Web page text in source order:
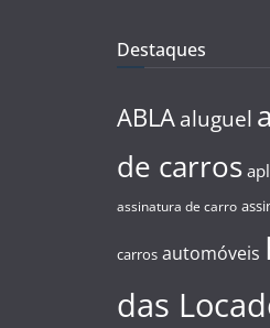
Destaques
ABLA aluguel
de carros
assinatura de carro
carros automóveis
das